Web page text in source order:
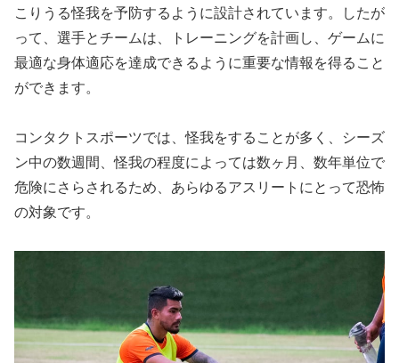
こりうる怪我を予防するように設計されています。したが
って、選手とチームは、トレーニングを計画し、ゲームに
最適な身体適応を達成できるように重要な情報を得ること
ができます。
コンタクトスポーツでは、怪我をすることが多く、シーズ
ン中の数週間、怪我の程度によっては数ヶ月、数年単位で
危険にさらされるため、あらゆるアスリートにとって恐怖
の対象です。